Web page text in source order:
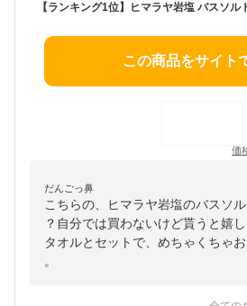
この商品をサイト
価
だんごっ鼻
こちらの、ヒマラヤ岩塩のバスソ
？自分では買わないけど貰うと嬉
タオルとセットで、めちゃくちゃ
。